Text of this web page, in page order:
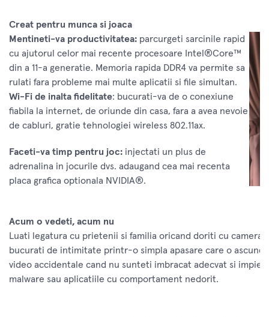
Creat pentru munca si joaca
Mentineti-va productivitatea: parcurgeti sarcinile rapid
cu ajutorul celor mai recente procesoare Intel®Core™
din a 11-a generatie. Memoria rapida DDR4 va permite sa
rulati fara probleme mai multe aplicatii si file simultan.
Wi-Fi de inalta fidelitate: bucurati-va de o conexiune
fiabila la internet, de oriunde din casa, fara a avea nevoie
de cabluri, gratie tehnologiei wireless 802.11ax.
Faceti-va timp pentru joc: injectati un plus de
adrenalina in jocurile dvs. adaugand cea mai recenta
placa grafica optionala NVIDIA®.
Acum o vedeti, acum nu
Luati legatura cu prietenii si familia oricand doriti cu camera
bucurati de intimitate printr-o simpla apasare care o
video accidentale cand nu sunteti imbracat adecvat si
malware sau aplicatiile cu comportament nedorit.